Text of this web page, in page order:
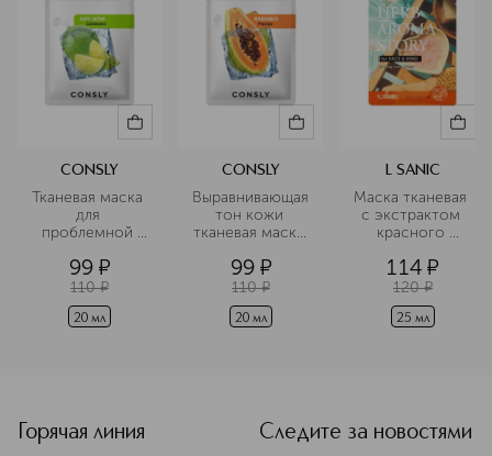
CONSLY
Тканевая маска
для
проблемной
экстрактом
каламанси
99 ¤
110 ¤
20 мл
CONSLY
Выравнивающая
тон кожи
тканевая маска
папайи
99 ¤
110 ¤
20 мл
L SANIC
Маска тканевая
с экстрактом
красного
эффектом
ароматерапии
114 ¤
120 ¤
25 мл
Горячая линия
Следите за новостями